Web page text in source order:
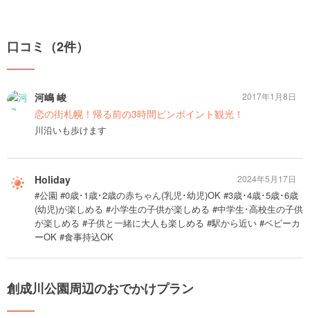
口コミ（2件）
河嶋 峻
恋の街札幌！帰る前の3時間ピンポイント観光！
川沿いも歩けます
2017年1月8日
Holiday
#公園 #0歳･1歳･2歳の赤ちゃん(乳児･幼児)OK #3歳･4歳･5歳･6歳
(幼児)が楽しめる #小学生の子供が楽しめる #中学生･高校生の子供
が楽しめる #子供と一緒に大人も楽しめる #駅から近い #ベビーカ
ーOK #食事持込OK
2024年5月17日
創成川公園周辺のおでかけプラン